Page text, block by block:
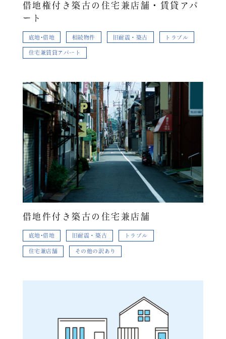
借地権付き築古の住宅兼店舗・賃貸アパ
ート
底地･借地 相続物件 旧耐震・築古 トラブル
住宅兼賃貸アパート
借地件付き築古の住宅兼店舗
底地･借地 旧耐震・築古 トラブル
住宅兼店舗 その他の訳あり